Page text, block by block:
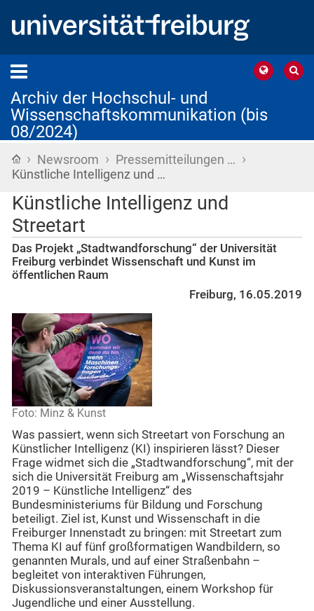
Archiv der Hochschul- und
Wissenschaftskommunikation (bis
08/2024)
Startseite
› Newsroom › Pressemitteilungen … ›
Künstliche Intelligenz und …
Künstliche Intelligenz und
Streetart
Das Projekt „Stadtwandforschung“ der Universität
Freiburg verbindet Wissenschaft und Kunst im
öffentlichen Raum
Freiburg, 16.05.2019
Foto: Minz & Kunst
Was passiert, wenn sich Streetart von Forschung an
Künstlicher Intelligenz (KI) inspirieren lässt? Dieser
Frage widmet sich die „Stadtwandforschung“, mit der
sich die Universität Freiburg am „Wissenschaftsjahr
2019 – Künstliche Intelligenz“ des
Bundesministeriums für Bildung und Forschung
beteiligt. Ziel ist, Kunst und Wissenschaft in die
Freiburger Innenstadt zu bringen: mit Streetart zum
Thema KI auf fünf großformatigen Wandbildern, so
genannten Murals, und auf einer Straßenbahn –
begleitet von interaktiven Führungen,
Diskussionsveranstaltungen, einem Workshop für
Jugendliche und einer Ausstellung.